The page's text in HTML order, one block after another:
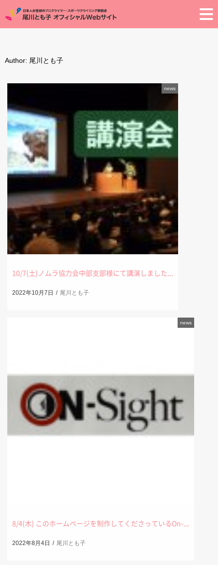
Author: 尾川とも子
news
10/7(土)ノムラ協力会中部支部様にて講演しました...
2022年10月7日 尾川とも子
news
8/4(木) このホームページを制作してくださっているOn-...
2022年8月4日 尾川とも子